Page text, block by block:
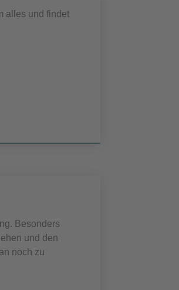
alles und findet
Besonders
und den
noch zu